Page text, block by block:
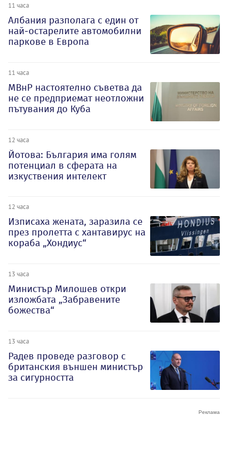
11 часа
Албания разполага с един от
най-остарелите автомобилни
паркове в Европа
11 часа
МВнР настоятелно съветва да
не се предприемат неотложни
пътувания до Куба
12 часа
Йотова: България има голям
потенциал в сферата на
изкуствения интелект
12 часа
Изписаха жената, заразила се
през пролетта с хантавирус на
кораба „Хондиус“
13 часа
Министър Милошев откри
изложбата „Забравените
божества“
13 часа
Радев проведе разговор с
британския външен министър
за сигурността